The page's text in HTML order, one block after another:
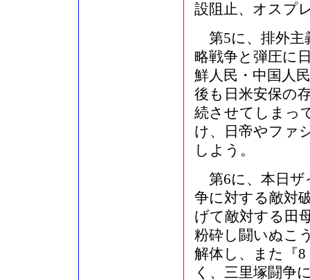
設阻止、オスプ
第5に、排外主
略戦争と弾圧に
鮮人民・中国人
後も日米安保の
続させてしまっ
け、日帝やファ
しよう。
第6に、本日ザ
争に対する敵対
げて敵対する田
粉砕し闘いぬこ
解体し、また『
く、三里塚闘争